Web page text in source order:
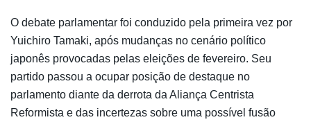
O debate parlamentar foi conduzido pela primeira vez por
Yuichiro Tamaki, após mudanças no cenário político
japonês provocadas pelas eleições de fevereiro. Seu
partido passou a ocupar posição de destaque no
parlamento diante da derrota da Aliança Centrista
Reformista e das incertezas sobre uma possível fusão